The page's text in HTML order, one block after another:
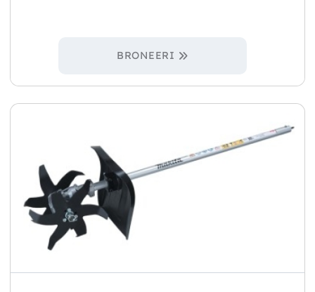
BRONEERI